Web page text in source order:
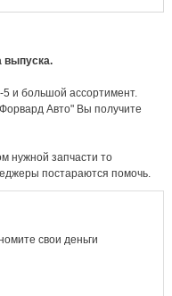
выпуска.
и большой ассортимент.
Авто" Вы получите
нужной запчасти то
постараются помочь.
свои деньги